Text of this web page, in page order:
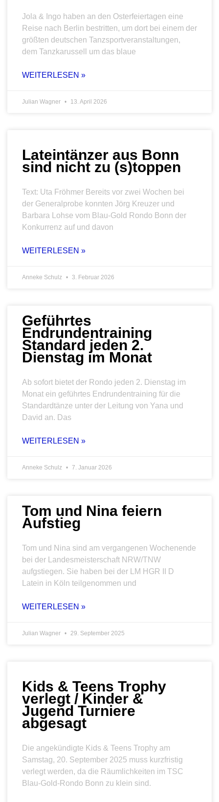
Jola & Ingo haben an den Osterfeiertagen eine
Reise nach Berlin bestritten, um dort bei einem der
größten deutschen Tanzsportveranstaltungen,
dem Tanzkarussell um das blaue
WEITERLESEN »
Julian Wagner 13. April 2026
Lateintänzer aus Bonn
sind nicht zu (s)toppen
Text: Uta Fröhmer Bereits vor zwei Wochen bei
der Generalprobe konnten Jörg Kreuzer und
Barbara Lohse vom Blau-Gold Rondo Bonn der
Konkurrenz auf und davon
WEITERLESEN »
Anneke Schulz 3. Februar 2026
Geführtes
Endrundentraining
Standard jeden 2.
Dienstag im Monat
Ab sofort bietet der Rondo jeden 2. Dienstag im
Monat ein geführtes Endrundentraining für die
Standardtänze unter der Leitung von Yana und
David an. Das
WEITERLESEN »
Anneke Schulz 7. Januar 2026
Tom und Nina feiern
Aufstieg
Tom und Nina sind am vergangenen Wochenende
bei der Landesmeisterschaft NRW/TNW
aufgstiegen. Sie haben bei der LM HGR II D
Latein in Köln teilgenommen und
WEITERLESEN »
Julian Wagner 29. September 2025
Kids & Teens Trophy
verlegt / Kinder &
Jugend Turniere
abgesagt
Die angekündigte Kids & Teens Trophy am
Samstag, 20. September 2025 muss kurzfristig
verlegt werden, da die Räumlichkeiten im TSC
Blau-Gold-Rondo Bonn zu klein sind.